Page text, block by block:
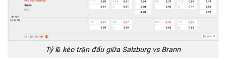
Tỷ lệ kèo trận đấu giữa Salzburg vs Brann